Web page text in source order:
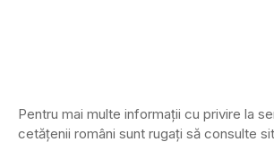
Pentru mai multe informații cu privire la
cetățenii români sunt rugați să consulte